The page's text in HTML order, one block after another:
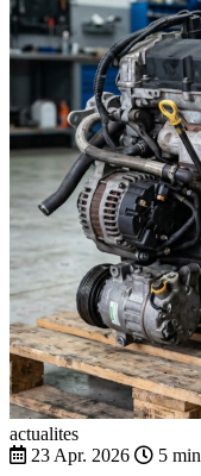
actualites
23 Apr. 2026
5 min